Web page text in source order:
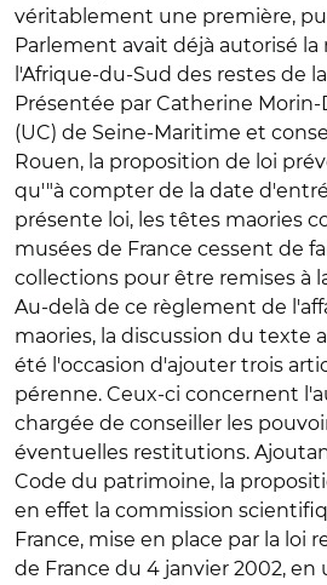
véritablement une première,
Parlement avait déjà autorisé
l'Afrique-du-Sud des restes de
Présentée par Catherine Morin-
(UC) de Seine-Maritime et
Rouen, la proposition de loi
qu'"à compter de la date
présente loi, les têtes maories
musées de France cessent de
collections pour être remises à
Au-delà de ce règlement de
maories, la discussion du texte
été l'occasion d'ajouter trois
pérenne. Ceux-ci concernent
chargée de conseiller les
éventuelles restitutions.
Code du patrimoine, la
en effet la commission
France, mise en place par la loi
de France du 4 janvier 2002,